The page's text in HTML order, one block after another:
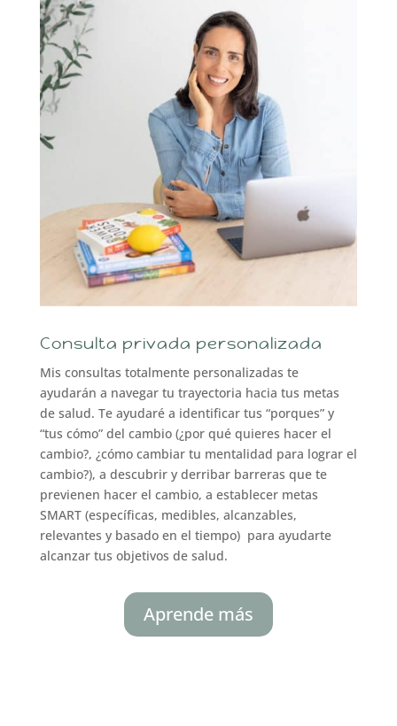
Consulta privada personalizada
Mis consultas totalmente personalizadas te
ayudarán a navegar tu trayectoria hacia tus metas
de salud. Te ayudaré a identificar tus “porques” y
“tus cómo” del cambio (¿por qué quieres hacer el
cambio?, ¿cómo cambiar tu mentalidad para lograr el
cambio?), a descubrir y derribar barreras que te
previenen hacer el cambio, a establecer metas
SMART (específicas, medibles, alcanzables,
relevantes y basado en el tiempo) para ayudarte
alcanzar tus objetivos de salud.
Aprende más